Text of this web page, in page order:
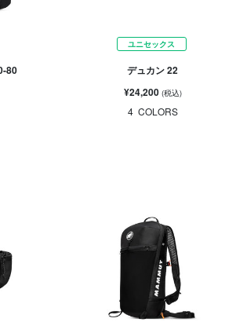
80
ユニセックス
デュカン 22
¥24,200 (税込)
4 COLORS